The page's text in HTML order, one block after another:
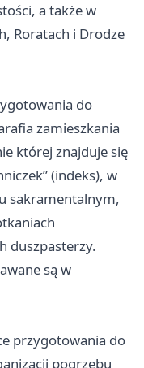
a także w
Roratach i Drodze
do
zamieszkania
której znajduje się
(indeks), w
sakramentalnym,
duszpasterzy.
są w
przygotowania do
pogrzebu